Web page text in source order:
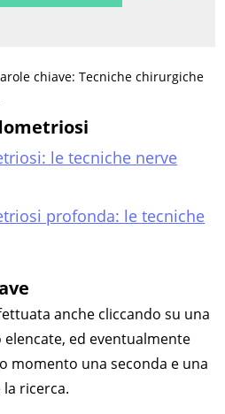
chiave: Tecniche chirurgiche
le tecniche nerve
profonda: le tecniche
anche cliccando su una
ed eventualmente
momento una seconda e una
ricerca.